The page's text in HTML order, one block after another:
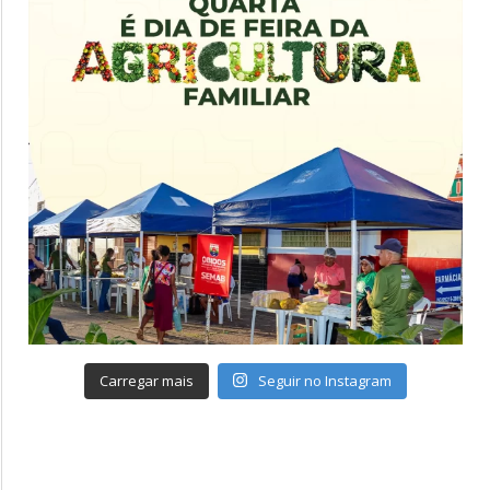
Carregar mais Seguir no Instagram